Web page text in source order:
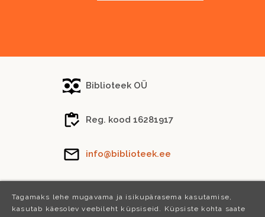
Biblioteek OÜ
Reg. kood 16281917
info@biblioteek.ee
Tagamaks lehe mugavama ja isikupärasema kasutamise,
kasutab käesolev veebileht küpsiseid. Küpsiste kohta saate